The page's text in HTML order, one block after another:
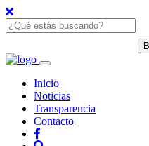
Inicio
Noticias
Transparencia
Contacto